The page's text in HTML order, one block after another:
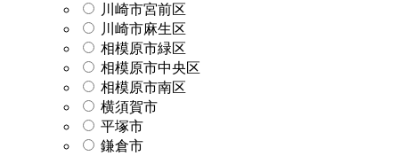
川崎市宮前区
川崎市麻生区
相模原市緑区
相模原市中央区
相模原市南区
横須賀市
平塚市
鎌倉市